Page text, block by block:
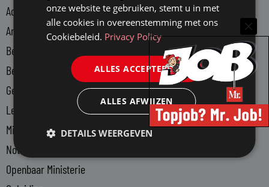
Advocatuur
Arbeidsmarkt
Bedrijfsjuristen
Bedrijfsvoering
Gerechtsdeurwaarders
Legal Tech
Ministerie van Justitie en Veiligheid
Notariaat
Openbaar Ministerie
onze website te gebruiken, stemt u in met
alle cookies in overeenstemming met ons
Cookiebeleid. Privacy Policy
ALLES ACCEPTEREN
ALLES AFWIJZEN
DETAILS WEERGEVEN